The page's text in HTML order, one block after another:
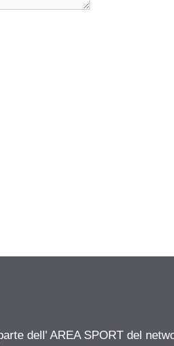
dell' AREA SPORT del